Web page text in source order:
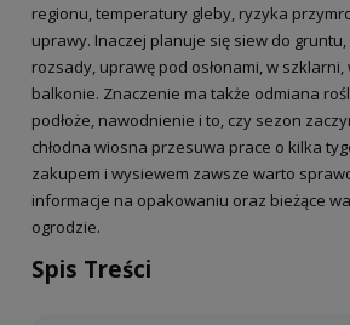
regionu, temperatury gleby, ryzyka
uprawy. Inaczej planuje się siew do
rozsady, uprawę pod osłonami, w
balkonie. Znaczenie ma także odmiana
podłoże, nawodnienie i to, czy sezon
chłodna wiosna przesuwa prace o kilka
zakupem i wysiewem zawsze warto
informacje na opakowaniu oraz bieżące
ogrodzie.
Spis Treści